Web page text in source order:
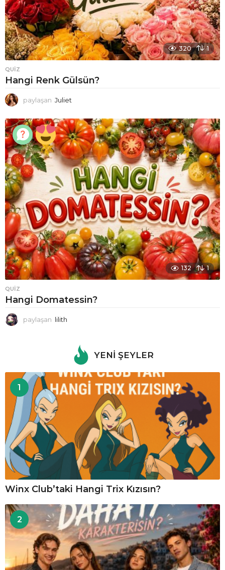
320 1
QUIZ
Hangi Renk Gülsün?
paylaşan Juliet
132 1
QUIZ
Hangi Domatessin?
paylaşan lilith
YENI ŞEYLER
1
Winx Club’taki Hangi Trix Kızısın?
2